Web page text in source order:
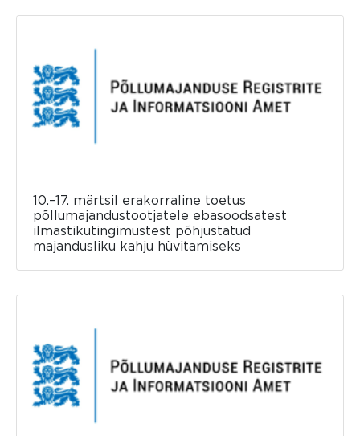
10.–17. märtsil erakorraline toetus
põllumajandustootjatele ebasoodsatest
ilmastikutingimustest põhjustatud
majandusliku kahju hüvitamiseks